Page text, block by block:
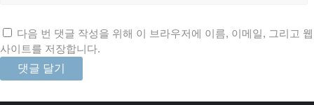
다음 번 댓글 작성을 위해 이 브라우저에 이름, 이메일, 그리고 웹
사이트를 저장합니다.